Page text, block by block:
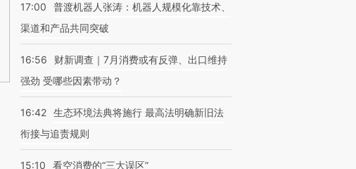
17:00
普渡机器人张涛：机器人规模化靠技术、
渠道和产品共同突破
16:56
财新调查｜7月消费或有反弹、出口维持
强劲 受哪些因素带动？
16:42 生态环境法典将施行 最高法明确新旧法
衔接与追责规则
15:10 看空消费的“三大误区”